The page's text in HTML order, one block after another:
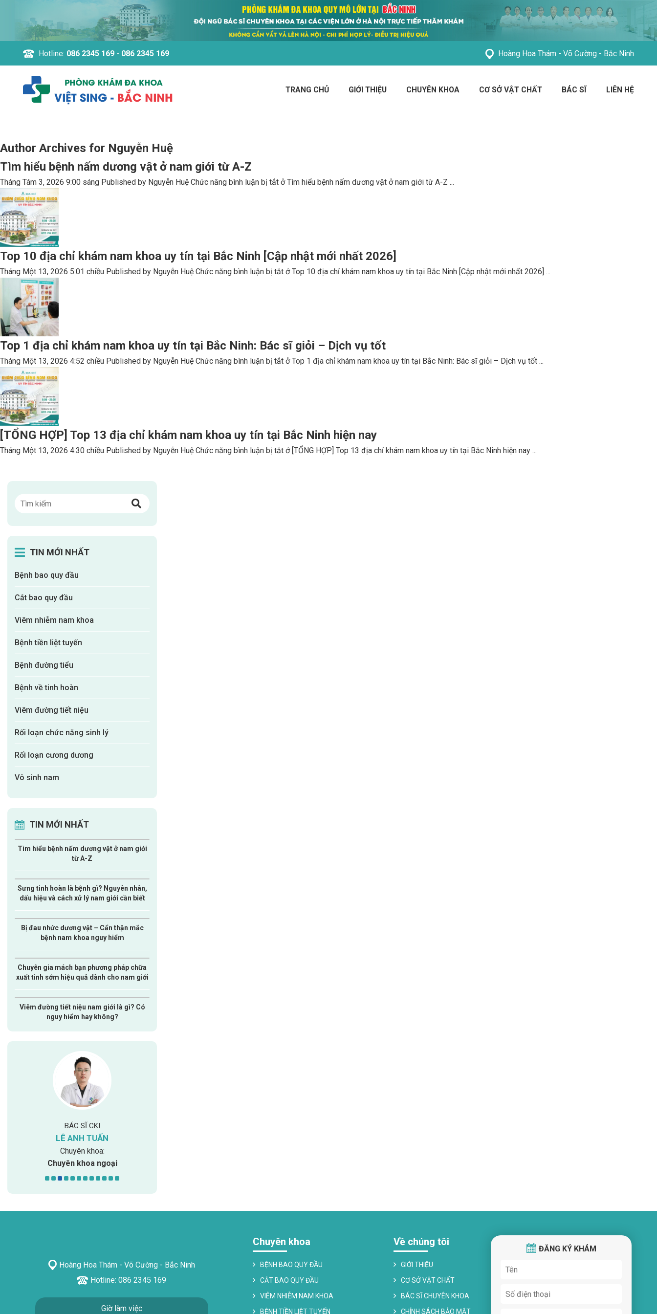
Hotline: 086 2345 169 - 086 2345 169 Hoàng Hoa Thám - Võ Cường - Bắc Ninh
TRANG CHỦ GIỚI THIỆU CHUYÊN KHOA CƠ SỞ VẬT CHẤT BÁC SĨ LIÊN HỆ
Author Archives for Nguyễn Huệ
Tìm hiểu bệnh nấm dương vật ở nam giới từ A-Z
Tháng Tám 3, 2026 9:00 sáng Published by Nguyễn Huệ Chức năng bình luận bị tắt ở Tìm hiểu bệnh nấm dương vật ở nam giới từ A-Z ...
Top 10 địa chỉ khám nam khoa uy tín tại Bắc Ninh [Cập nhật mới nhất 2026]
Tháng Một 13, 2026 5:01 chiều Published by Nguyễn Huệ Chức năng bình luận bị tắt ở Top 10 địa chỉ khám nam khoa uy tín tại Bắc Ninh [Cập nhật mới nhất 2026] ...
Top 1 địa chỉ khám nam khoa uy tín tại Bắc Ninh: Bác sĩ giỏi – Dịch vụ tốt
Tháng Một 13, 2026 4:52 chiều Published by Nguyễn Huệ Chức năng bình luận bị tắt ở Top 1 địa chỉ khám nam khoa uy tín tại Bắc Ninh: Bác sĩ giỏi – Dịch vụ tốt ...
[TỔNG HỢP] Top 13 địa chỉ khám nam khoa uy tín tại Bắc Ninh hiện nay
Tháng Một 13, 2026 4:30 chiều Published by Nguyễn Huệ Chức năng bình luận bị tắt ở [TỔNG HỢP] Top 13 địa chỉ khám nam khoa uy tín tại Bắc Ninh hiện nay ...
TIN MỚI NHẤT
Bệnh bao quy đầu
Cắt bao quy đầu
Viêm nhiễm nam khoa
Bệnh tiền liệt tuyến
Bệnh đường tiểu
Bệnh về tinh hoàn
Viêm đường tiết niệu
Rối loạn chức năng sinh lý
Rối loạn cương dương
Vô sinh nam
TIN MỚI NHẤT
Tìm hiểu bệnh nấm dương vật ở nam giới
từ A-Z
Sưng tinh hoàn là bệnh gì? Nguyên nhân,
dấu hiệu và cách xử lý nam giới cần biết
Bị đau nhức dương vật – Cẩn thận mắc
bệnh nam khoa nguy hiểm
Chuyên gia mách bạn phương pháp chữa
xuất tinh sớm hiệu quả dành cho nam giới
Viêm đường tiết niệu nam giới là gì? Có
nguy hiểm hay không?
BÁC SĨ CKI
LÊ ANH TUẤN
Chuyên khoa:
Chuyên khoa ngoại
Hoàng Hoa Thám - Võ Cường - Bắc Ninh
Hotline: 086 2345 169
Giờ làm việc
Chuyên khoa
BỆNH BAO QUY ĐẦU
CẮT BAO QUY ĐẦU
VIÊM NHIỄM NAM KHOA
BỆNH TIỀN LIỆT TUYẾN
Về chúng tôi
GIỚI THIỆU
CƠ SỞ VẬT CHẤT
BÁC SĨ CHUYÊN KHOA
CHÍNH SÁCH BẢO MẬT
ĐĂNG KÝ KHÁM